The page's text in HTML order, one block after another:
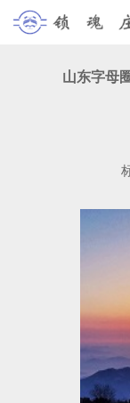
山东字母